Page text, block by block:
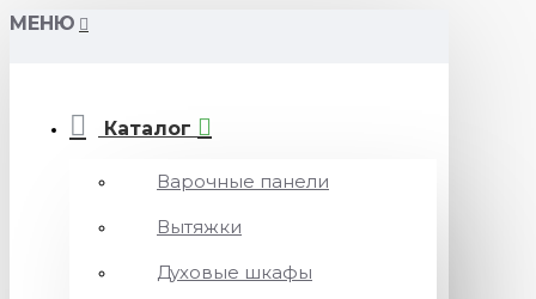
МЕНЮ
Каталог
Варочные панели
Вытяжки
Духовые шкафы